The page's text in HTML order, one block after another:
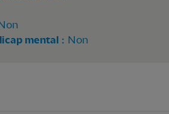
mental : Non